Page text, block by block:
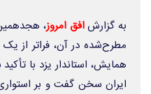
به گزارشافق امروز،
مطرح‌شده در آن، فراتر از
همایش، استاندار یزد با
ایران سخن گفت و بر استواری